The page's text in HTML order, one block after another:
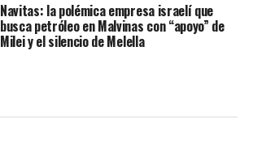
Navitas: la polémica empresa israelí que
busca petróleo en Malvinas con “apoyo” de
Milei y el silencio de Melella